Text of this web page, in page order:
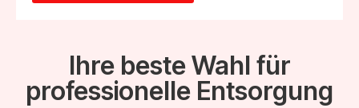
Ihre beste Wahl für
professionelle Entsorgung